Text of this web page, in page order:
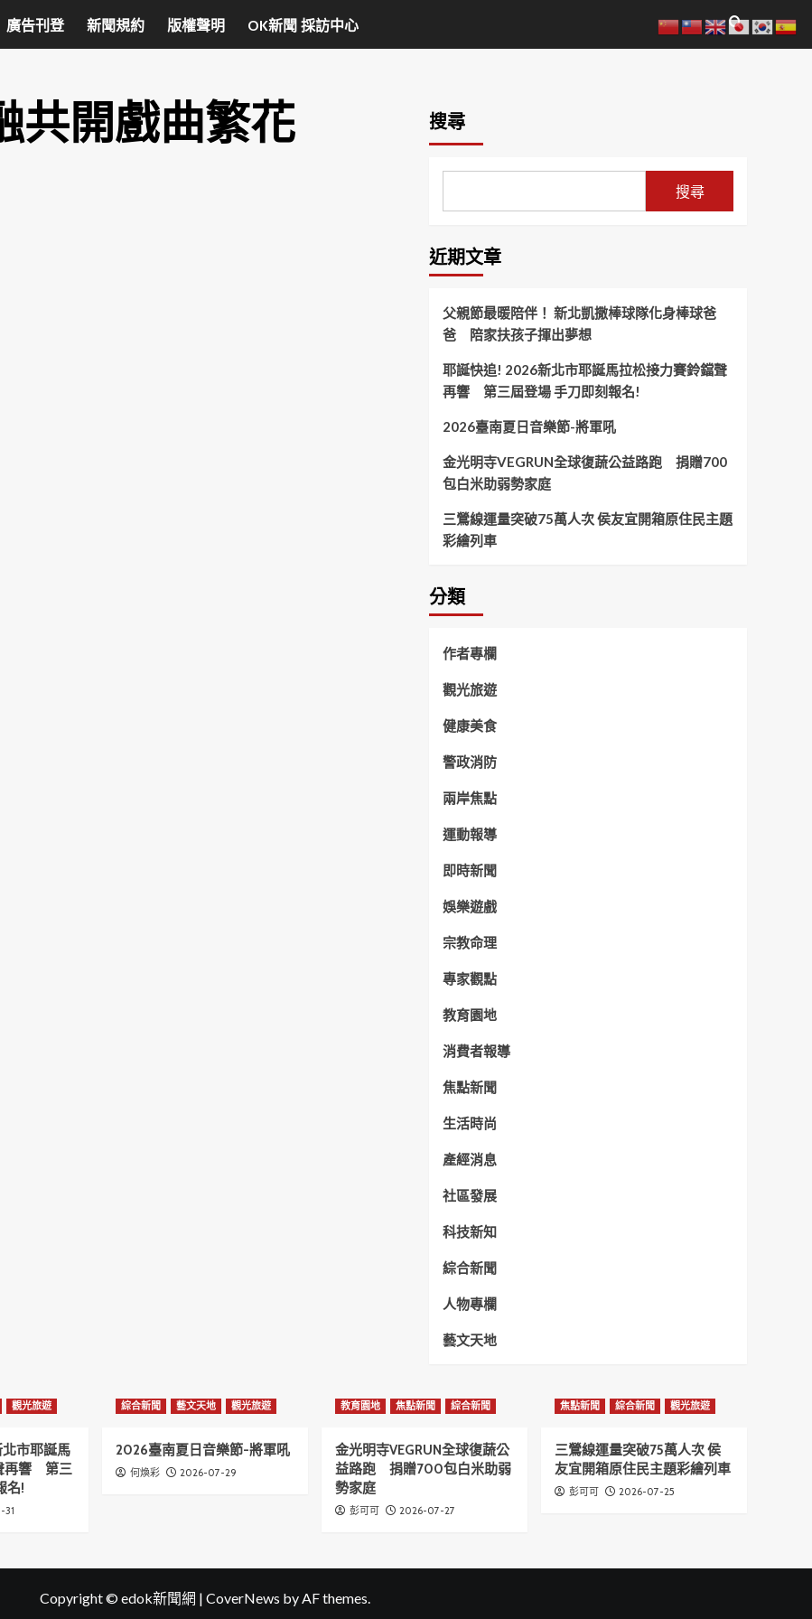
廣告刊登 新聞規約 版權聲明 OK新聞 採訪中心
共開戲曲繁花 搜尋
搜尋
近期文章
父親節最暖陪伴！ 新北凱撒棒球隊化身棒球爸
爸 陪家扶孩子揮出夢想
耶誕快追! 2026新北市耶誕馬拉松接力賽鈴鐺聲
再響 第三屆登場 手刀即刻報名!
2026臺南夏日音樂節-將軍吼
金光明寺VEGRUN全球復蔬公益路跑 捐贈700
包白米助弱勢家庭
三鶯線運量突破75萬人次 侯友宜開箱原住民主題
彩繪列車
分類
作者專欄
觀光旅遊
健康美食
警政消防
兩岸焦點
運動報導
即時新聞
娛樂遊戲
宗教命理
專家觀點
教育園地
消費者報導
焦點新聞
生活時尚
產經消息
社區發展
科技新知
綜合新聞
人物專欄
藝文天地
觀光旅遊
市耶誕馬
再響 第三
名!
31
綜合新聞 藝文天地 觀光旅遊
2026臺南夏日音樂節-將軍吼
何煥彩 2026-07-29
教育園地 焦點新聞 綜合新聞
金光明寺VEGRUN全球復蔬公
益路跑 捐贈700包白米助弱
勢家庭
彭可可 2026-07-27
焦點新聞 綜合新聞 觀光旅遊
三鶯線運量突破75萬人次 侯
友宜開箱原住民主題彩繪列車
彭可可 2026-07-25
Copyright © edok新聞網 | CoverNews by AF themes.